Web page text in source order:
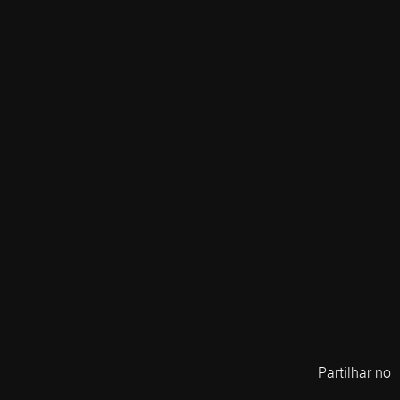
Partilhar no